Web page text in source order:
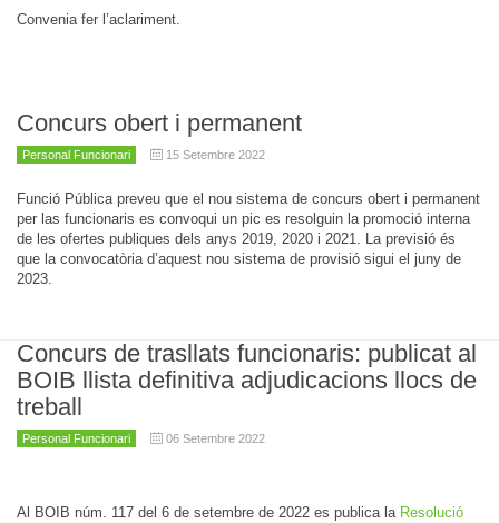
Convenia fer l’aclariment.
Concurs obert i permanent
Personal Funcionari 15 Setembre 2022
Funció Pública preveu que el nou sistema de concurs obert i permanent
per las funcionaris es convoqui un pic es resolguin la promoció interna
de les ofertes publiques dels anys 2019, 2020 i 2021. La previsió és
que la convocatòria d’aquest nou sistema de provisió sigui el juny de
2023.
Concurs de trasllats funcionaris: publicat al
BOIB llista definitiva adjudicacions llocs de
treball
Personal Funcionari 06 Setembre 2022
Al BOIB núm. 117 del 6 de setembre de 2022 es publica la Resolució